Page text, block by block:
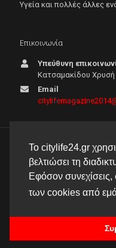
Το citylife24.gr
βελτιώσει τη
Εφόσον
των cookies από
Υγεία και πολλές άλλες
Επικοινωνία
Υπεύθυνη
Κατσαμακίδου Χρυσή
Email
© 2026 City Life 24 |
δημιουργία &